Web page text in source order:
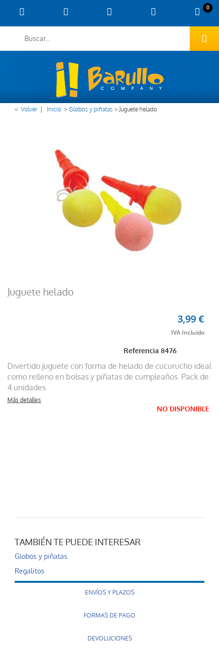
0
< Volver Inicio >Globos y piñatas > Juguete helado
Juguete helado
Referencia8476
3,99 €
Divertido juguete con forma de helado de cucurucho ideal
como relleno en bolsas y piñatas de cumpleaños. Pack de
4 unidades.
Más detalles
NO DISPONIBLE
TAMBIÉN TE PUEDE INTERESAR
Globos y piñatas
Regalitos
ENVÍOS Y PLAZOS
FORMAS DE PAGO
DEVOLUCIONES